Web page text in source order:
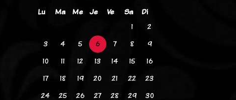
Lu
Ma Me Je Ve Sa
Di
1
2
3
4 5 6 7 8
9
10
11 12 13 14 15
16
17
18 19 20 21 22
23
24
25 26 27 28 29
30